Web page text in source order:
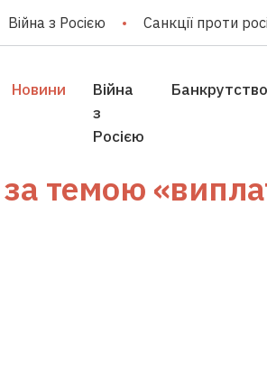
Війна з Росією Санкції проти
Новини
Війна
з
Росією
Банкрутство
темою